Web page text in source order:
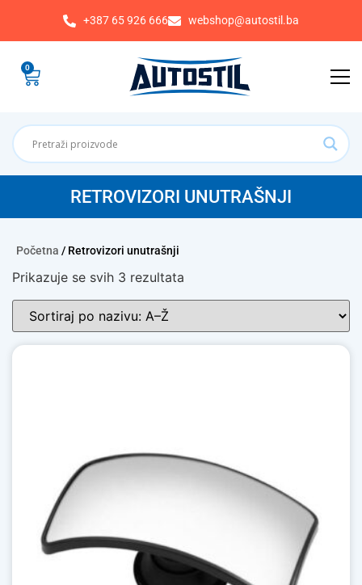
+387 65 926 666 webshop@autostil.ba
0
RETROVIZORI UNUTRAŠNJI
Početna / Retrovizori unutrašnji
Prikazuje se svih 3 rezultata